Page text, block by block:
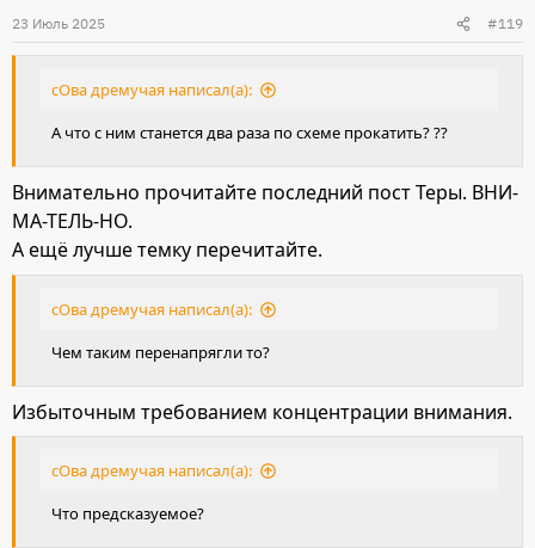
и
и
23 Июль 2025 #119
сОва дремучая написал(а):
А что с ним станется два раза по схеме прокатить? ??
Внимательно прочитайте последний пост Теры. ВНИ-
МА-ТЕЛЬ-НО.
А ещё лучше темку перечитайте.
сОва дремучая написал(а):
Чем таким перенапрягли то?
Избыточным требованием концентрации внимания.
сОва дремучая написал(а):
Что предсказуемое?